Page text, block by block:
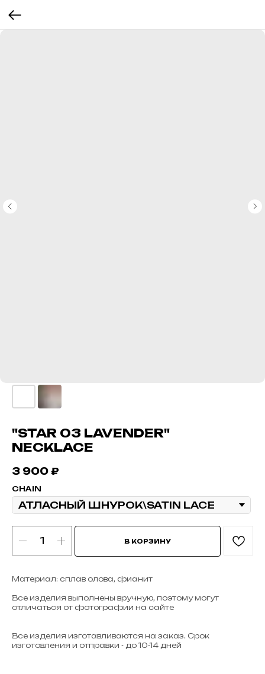
"STAR 03 LAVENDER"
NECKLACE
3 900 ₽
CHAIN
В КОРЗИНУ
Материал: сплав олова, фианит
Все изделия выполнены вручную, поэтому могут
отличаться от фотографии на сайте
Все изделия изготавливаются на заказ. Срок
изготовления и отправки - до 10-14 дней